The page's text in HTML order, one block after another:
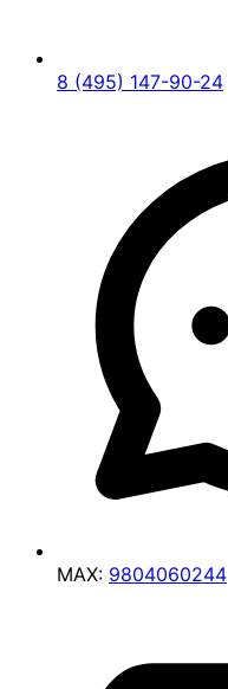
8 (495) 147-90-24
MAX: 9804060244